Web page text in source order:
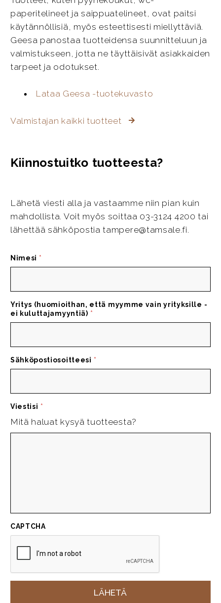
paperitelineet ja saippuatelineet, ovat paitsi
käytännöllisiä, myös esteettisesti miellyttäviä.
Geesa panostaa tuotteidensa suunnitteluun ja
valmistukseen, jotta ne täyttäisivät asiakkaiden
tarpeet ja odotukset.
Lataa Geesa -tuotekuvasto
Valmistajan kaikki tuotteet
Kiinnostuitko tuotteesta?
Lähetä viesti alla ja vastaamme niin pian kuin
mahdollista. Voit myös soittaa 03-3124 4200 tai
lähettää sähköpostia tampere@tamsale.fi.
Nimesi *
Yritys (huomioithan, että myymme vain yrityksille -
ei kuluttajamyyntiä) *
Sähköpostiosoitteesi *
Viestisi *
Mitä haluat kysyä tuotteesta?
CAPTCHA